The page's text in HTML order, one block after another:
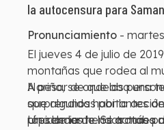
la autocensura para
Pronunciamiento -
El jueves 4 de julio de
montañas que rodea al
Nariño, se ondeaba una
que algunos habitantes
rápidamente. Se trataba
A pesar de que las
sorprendidas por la
presencia de los actores
Una de las heridas más